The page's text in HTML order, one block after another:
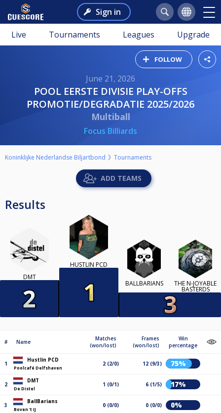
Sign in
Live Tournaments Leagues Upgrade
FOLLOW
June 21, 2026
POOL EERSTE DIVISIE PLAY-OFFS
PROMOTIE/DEGRADATIE 2025/2026
Multiball
Focus Billiards
Koninklijke Nederlandse Biljartbond Tournaments
ADD TEAMS
Results
DMT
HUSTLIN PCD
BALLBARIANS THE N-JOYABLE
BASTERDS
# Name
Matches
(won/lost)
Frames
(won/lost)
Win
percentage
1
Hustlin PCD
Poolcafé Delfshaven
2 (2/0) 12 (9/3) 75%
2
DMT
De Distel
1 (0/1) 6 (1/5) 17%
3
BallBarians
Boven 't IJ
0 (0/0) 0 (0/0) 0%